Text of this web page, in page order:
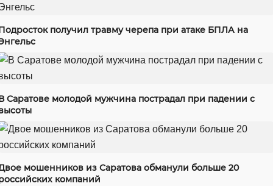
получил травму черепа при атаке БПЛА на
Саратове молодой мужчина пострадал при падении с
мошенников из Саратова обманули больше 20
компаний